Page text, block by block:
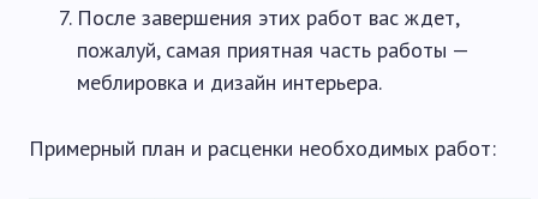
После завершения этих работ вас ждет,
пожалуй, самая приятная часть работы —
меблировка и дизайн интерьера.
Примерный план и расценки необходимых работ: